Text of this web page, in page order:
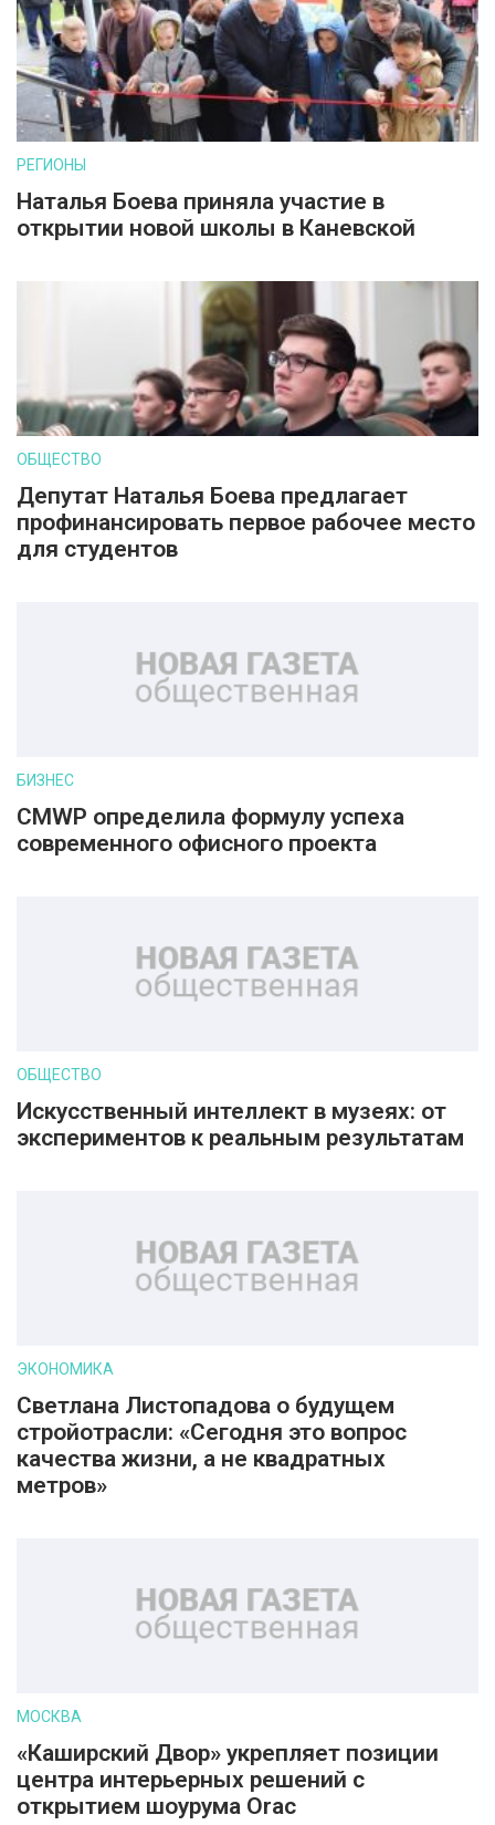
РЕГИОНЫ
Наталья Боева приняла участие в
открытии новой школы в Каневской
ОБЩЕСТВО
Депутат Наталья Боева предлагает
профинансировать первое рабочее место
для студентов
БИЗНЕС
CMWP определила формулу успеха
современного офисного проекта
ОБЩЕСТВО
Искусственный интеллект в музеях: от
экспериментов к реальным результатам
ЭКОНОМИКА
Светлана Листопадова о будущем
стройотрасли: «Сегодня это вопрос
качества жизни, а не квадратных
метров»
МОСКВА
«Каширский Двор» укрепляет позиции
центра интерьерных решений с
открытием шоурума Orac